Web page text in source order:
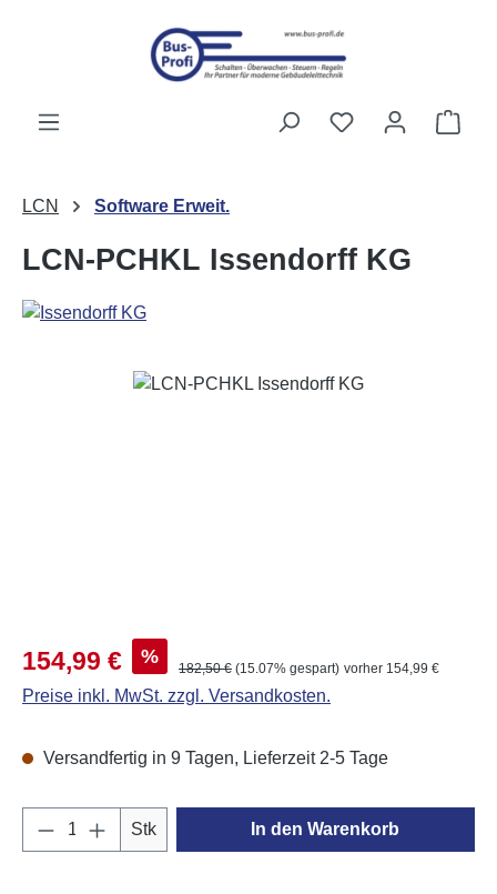
Zum Hauptinhalt springen
Du hast 0
LCN Software Erweit.
LCN-PCHKL Issendorff KG
Bildergalerie überspringen
Verkaufspreis:
154,99 € % Regulärer Preis:
182,50 € (15.07% gespart) vorher 154,99 €
Preise inkl. MwSt. zzgl. Versandkosten.
Versandfertig in 9 Tagen, Lieferzeit 2-5 Tage
Produkt Anzahl: Gib den gewünschten
Stk In den Warenkorb